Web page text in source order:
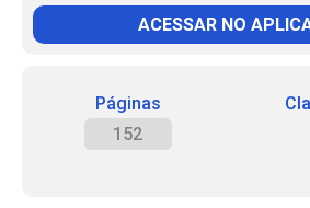
ACESSAR NO
Páginas
152